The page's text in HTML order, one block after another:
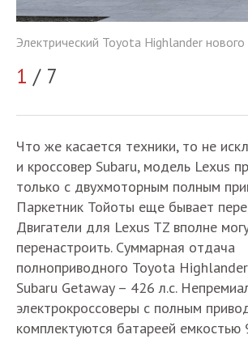
Электрический Toyota Highlander нового
1 / 7
Что же касается техники, то не
и кроссовер Subaru, модель Lexus
только с двухмоторным полным
Паркетник Тойоты еще бывает
Двигатели для Lexus TZ вполне
перенастроить. Суммарная отдача
полноприводного Toyota
Subaru Getaway – 426 л.с.
электрокроссоверы с полным
комплектуются батареей емкостью